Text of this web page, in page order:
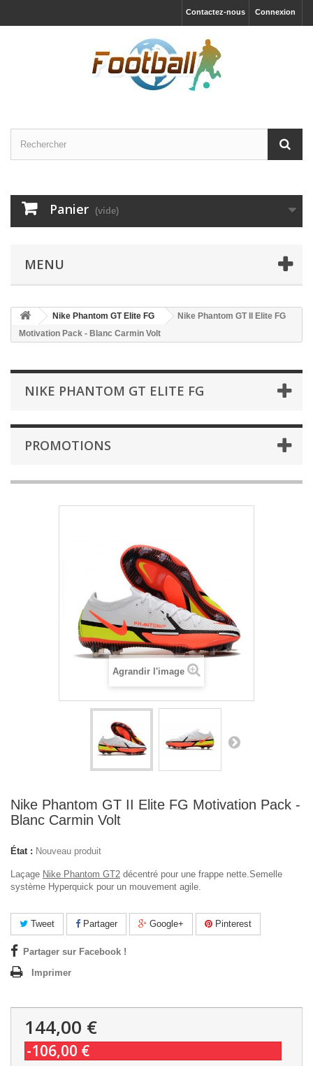
Connexion
Contactez-nous
Panier (vide)
MENU
Nike Phantom GT Elite FG
Nike Phantom GT II Elite FG
Motivation Pack - Blanc Carmin Volt
NIKE PHANTOM GT ELITE FG
PROMOTIONS
Agrandir l'image
Nike Phantom GT II Elite FG Motivation Pack -
Blanc Carmin Volt
État : Nouveau produit
Laçage Nike Phantom GT2 décentré pour une frappe nette.Semelle
système Hyperquick pour un mouvement agile.
Tweet Partager Google+ Pinterest
Partager sur Facebook !
Imprimer
144,00 €
-106,00 €